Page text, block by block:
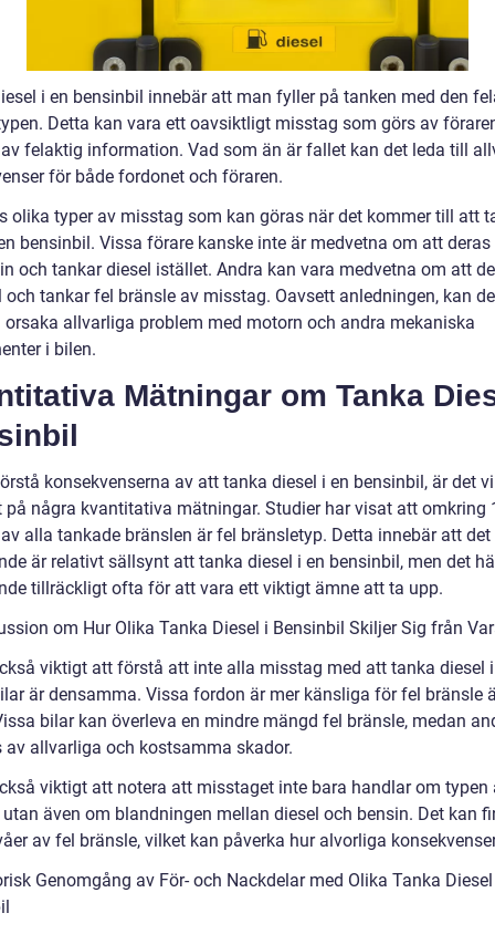
i en bensinbil innebär att man fyller på tanken med den
Detta kan vara ett oavsiktligt misstag som görs av
felaktig information. Vad som än är fallet kan det leda till
för både fordonet och föraren.
olika typer av misstag som kan göras när det kommer till att
bensinbil. Vissa förare kanske inte är medvetna om att
och tankar diesel istället. Andra kan vara medvetna om att
och tankar fel bränsle av misstag. Oavsett anledningen, kan
allvarliga problem med motorn och andra mekaniska
i bilen.
Mätningar om Tanka
konsekvenserna av att tanka diesel i en bensinbil, är det
på några kvantitativa mätningar. Studier har visat att omkring
alla tankade bränslen är fel bränsletyp. Detta innebär att det
är relativt sällsynt att tanka diesel i en bensinbil, men det
tillräckligt ofta för att vara ett viktigt ämne att ta upp.
om Hur Olika Tanka Diesel i Bensinbil Skiljer Sig från
viktigt att förstå att inte alla misstag med att tanka diesel i
är densamma. Vissa fordon är mer känsliga för fel bränsle
bilar kan överleva en mindre mängd fel bränsle, medan
av allvarliga och kostsamma skador.
viktigt att notera att misstaget inte bara handlar om typen
utan även om blandningen mellan diesel och bensin. Det kan
av fel bränsle, vilket kan påverka hur alvorliga
Genomgång av För- och Nackdelar med Olika Tanka